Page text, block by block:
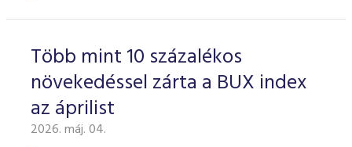
Több mint 10 százalékos
növekedéssel zárta a BUX index
az áprilist
2026. máj. 04.